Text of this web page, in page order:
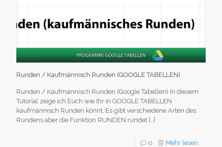
Runden / Kaufmännisch Runden (GOOGLE TABELLEN)
Runden / Kaufmännisch Runden (Google Tabellen) In diesem
Tutorial zeige ich Euch wie Ihr in GOOGLE TABELLEN
kaufmännisch Runden könnt. Es gibt verschiedene Arten des
Rundens aber die Funktion RUNDEN rundet […]
0 Mehr lesen